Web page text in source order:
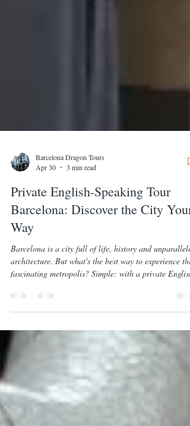
Apr 30
3 min read
Private English-Speaking Tour
Barcelona: Discover the City Your
Way
Barcelona is a city full of life, history and unparalleled
fascinating metropolis? Simple: with a private English-
speaking tour of Barcelona, tailored exactly to your
the Gothic Quarter while an experienced guide shares
captivating stories you won't find in any travel guide.
Sounds tempting, doesn't it? Why Choose a Private
English-Speaking Tour of Barcelona? A priv